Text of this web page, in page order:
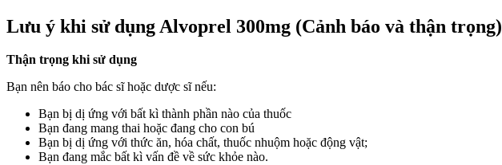
Lưu ý khi sử dụng Alvoprel 300mg (Cảnh báo và thận trọng)
Thận trọng khi sử dụng
Bạn nên báo cho bác sĩ hoặc dược sĩ nếu:
Bạn bị dị ứng với bất kì thành phần nào của thuốc
Bạn đang mang thai hoặc đang cho con bú
Bạn bị dị ứng với thức ăn, hóa chất, thuốc nhuộm hoặc động vật;
Bạn đang mắc bất kì vấn đề về sức khỏe nào.